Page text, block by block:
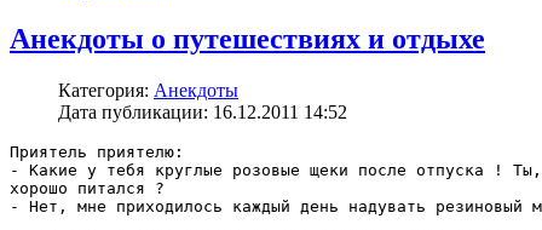
Анекдоты о путешествиях и отдыхе
Категория: Анекдоты
Дата публикации: 16.12.2011 14:52
Приятель приятелю:
- Какие у тебя круглые розовые щеки после отпуска !
хорошо питался ?
- Нет, мне приходилось каждый день надувать резиновый